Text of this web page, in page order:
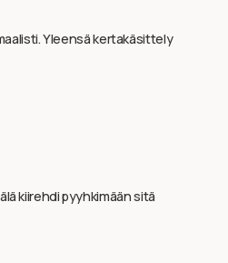
Yleensä kertakäsittely
kiirehdi pyyhkimään sitä